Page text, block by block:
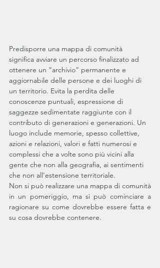
Predisporre una mappa di comunità
significa avviare un percorso finalizzato ad
ottenere un “archivio” permanente e
aggiornabile delle persone e dei luoghi di
un territorio. Evita la perdita delle
conoscenze puntuali, espressione di
saggezze sedimentate raggiunte con il
contributo di generazioni e generazioni. Un
luogo include memorie, spesso collettive,
azioni e relazioni, valori e fatti numerosi e
complessi che a volte sono più vicini alla
gente che non alla geografia, ai sentimenti
che non all’estensione territoriale.
Non si può realizzare una mappa di comunità
in un pomeriggio, ma si può cominciare a
ragionare su come dovrebbe essere fatta e
su cosa dovrebbe contenere.